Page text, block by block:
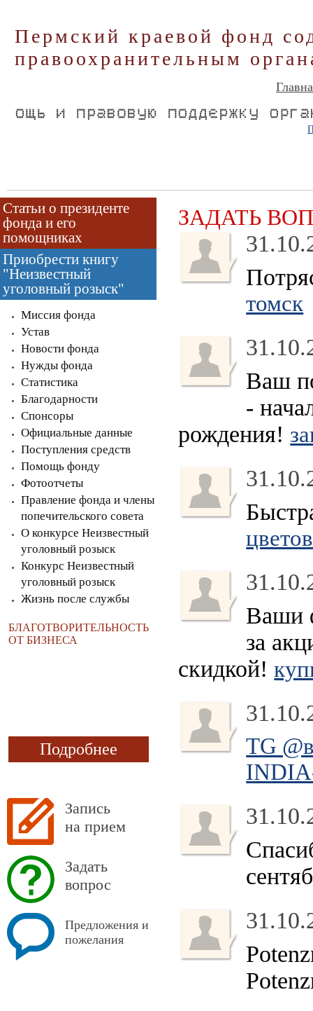
Пермский краевой фонд
правоохранительным
Статьи о президенте
фонда и его
помощниках
Приобрести книгу
"Неизвестный
уголовный розыск"
Миссия фонда
Устав
Новости фонда
Нужды фонда
Статистика
Благодарности
Спонсоры
Официальные данные
Поступления средств
Помощь фонду
Фотоотчеты
Правление фонда и члены
попечительского совета
О конкурсе Неизвестный
уголовный розыск
Конкурс Неизвестный
уголовный розыск
Жизнь после службы
БЛАГОТВОРИТЕЛЬНОСТЬ
ОТ БИЗНЕСА
Подробнее
Запись
на прием
Задать
вопрос
Предложения и
пожелания
ЗАДАТЬ
томск
Ваш
-
рождения!
Ваши
за
скидкой!
TG